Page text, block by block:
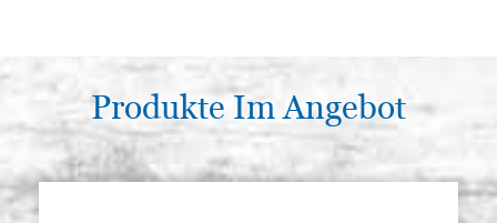
Produkte Im Angebot